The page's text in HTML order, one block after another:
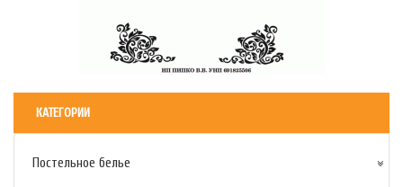
КАТЕГОРИИ
Постельное белье